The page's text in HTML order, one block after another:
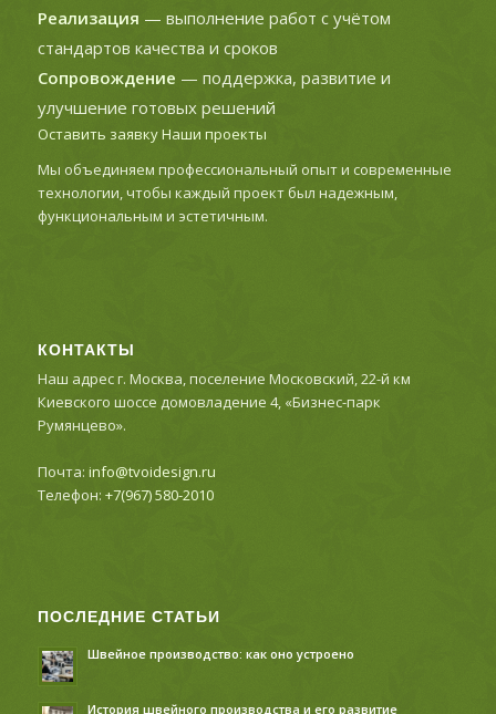
Реализация — выполнение работ с учётом
стандартов качества и сроков
Сопровождение — поддержка, развитие и
улучшение готовых решений
Оставить заявкуНаши проекты
Мы объединяем профессиональный опыт и современные
технологии, чтобы каждый проект был надежным,
функциональным и эстетичным.
КОНТАКТЫ
Наш адрес г. Москва, поселение Московский, 22-й км
Киевского шоссе домовладение 4, «Бизнес-парк
Румянцево».
Почта: info@tvoidesign.ru
Телефон: +7(967) 580-2010
ПОСЛЕДНИЕ СТАТЬИ
Швейное производство: как оно устроено
История швейного производства и его развитие